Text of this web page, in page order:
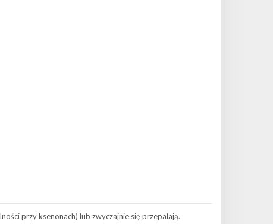
przy ksenonach) lub zwyczajnie się przepalają.